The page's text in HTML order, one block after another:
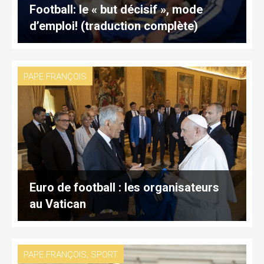
Football: le « but décisif », mode
d’emploi! (traduction complète)
PAPE FRANÇOIS
Euro de football : les organisateurs
au Vatican
PAPE FRANÇOIS, SPORT